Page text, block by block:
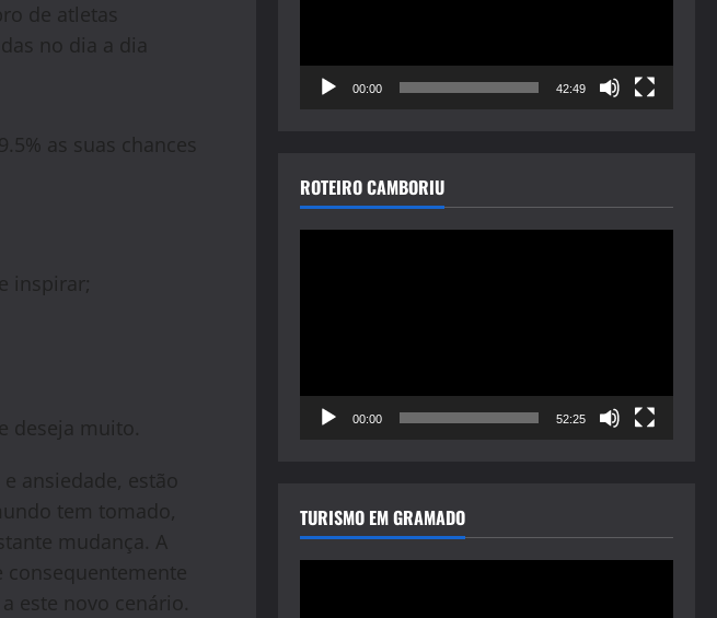
de atletas
no dia a dia
as suas chances
inspirar;
deseja muito.
ansiedade, estão
tem tomado,
mudança. A
consequentemente
este novo cenário.
00:00 42:49
ROTEIRO CAMBORIU
00:00 52:25
TURISMO EM GRAMADO